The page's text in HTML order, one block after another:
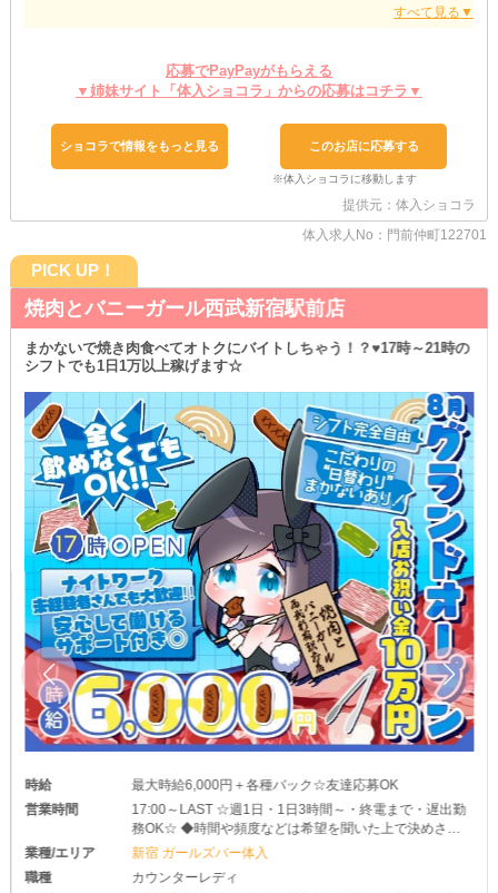
シフトは基本的に『1日3時間～』といった短時間から対応中♪
本業はもちろん、プライベートと両立しながら働けます◎
“自然体”で接客すれば“自然と”結果もついてくるはず。
あくまで女の子一人ひとりの個性が輝く環境作りを徹底しています
そんな当店が気になったら、ぜひとも体験入店へ。
営業風景・お仕事の流れ・客層などチェックしてみませんか？
ただいま『何回か』受付可能につき、ご応募ドシドシお待ちしてお
せっかく始めるなら…最大限おトクでゆる～い方がイイに決まって
どなたも気軽にお申込みいただけると嬉しいです◎
応募でPayPayがもらえる
▼姉妹サイト「体入ショコラ」からの応募はコチラ▼
ショコラで情報をもっと見る このお店に応募する
提供元：体入ショコラ
体入求人No：門前仲町122701
PICK UP！
焼肉とバニーガール西武新宿駅前店
まかないで焼き肉食べてオトクにバイトしちゃう！？♥17時～21時の
シフトでも1日1万以上稼げます☆
時給
最大時給6,000円＋各種バック☆友達応募OK
営業時間
17:00～LAST ☆週1日・1日3時間～・終電まで・遅出勤
務OK☆ ◆時間や頻度などは希望を聞いた上で決めさせ
て頂きます♪ ◆レギュラー出勤ももちろんOKです
業種/エリア
新宿 ガールズバー体入
職種
カウンターレディ